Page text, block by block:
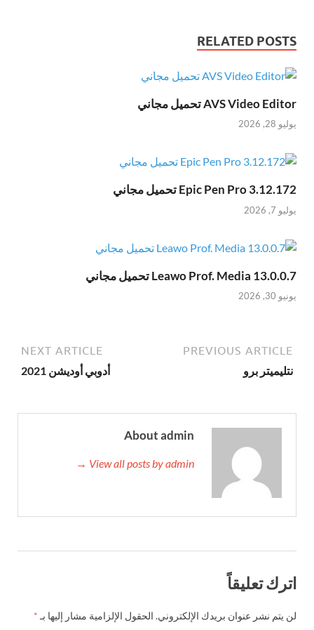
RELATED POSTS
AVS Video Editor تحميل مجاني
يوليو 28, 2026
Epic Pen Pro 3.12.172 تحميل مجاني
يوليو 7, 2026
Leawo Prof. Media 13.0.0.7 تحميل مجاني
يونيو 30, 2026
PREVIOUS ARTICLE
نتليميتر برو
NEXT ARTICLE
أدوبي أوديشن 2021
About admin
View all posts by admin →
اترك تعليقاً
لن يتم نشر عنوان بريدك الإلكتروني. الحقول الإلزامية مشار إليها بـ *